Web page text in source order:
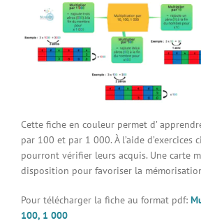
Ressources pédagogiques
Médias
Connexion à votre espace
Cette fiche en couleur permet d’
par 100 et par 1 000. À l’aide d’exercices
pourront vérifier leurs acquis. Une carte
disposition pour favoriser la
Pour télécharger la fiche au format pdf:
100, 1 000